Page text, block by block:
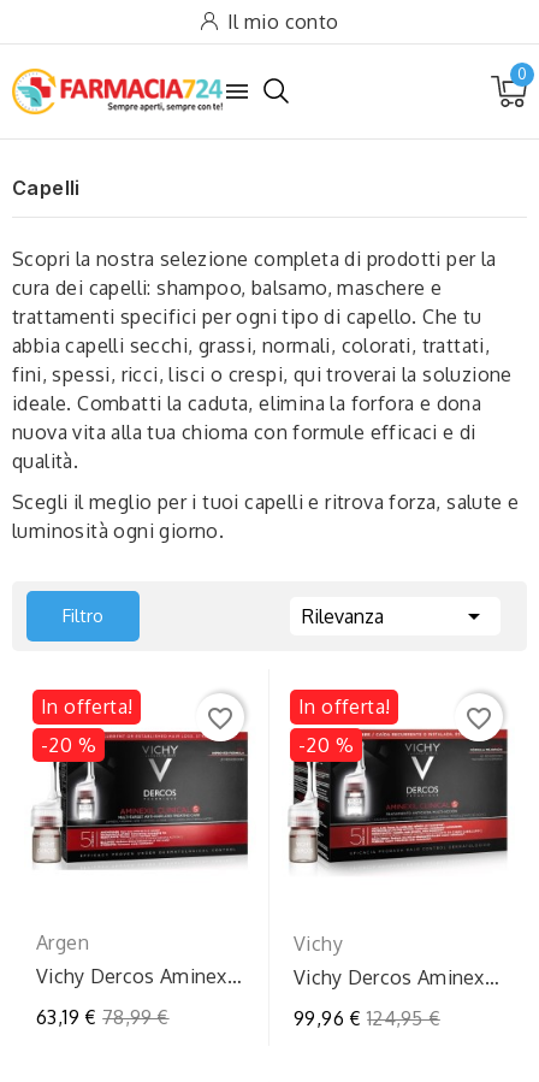
Il mio conto

0
Capelli
Scopri la nostra selezione completa di prodotti per la
cura dei capelli: shampoo, balsamo, maschere e
trattamenti specifici per ogni tipo di capello. Che tu
abbia capelli secchi, grassi, normali, colorati, trattati,
fini, spessi, ricci, lisci o crespi, qui troverai la soluzione
ideale. Combatti la caduta, elimina la forfora e dona
nuova vita alla tua chioma con formule efficaci e di
qualità.
Scegli il meglio per i tuoi capelli e ritrova forza, salute e
luminosità ogni giorno.
Filtro Rilevanza 
In offerta!
-20 %
favorite_border
Argen
Vichy Dercos Aminexil
Caduta 21 Fiale Uomo
63,19 € Prezzo
78,99 €
In offerta!
-20 %
favorite_border
Vichy
Vichy Dercos Aminexil
Trattamento...
99,96 € Prezzo
124,95 €